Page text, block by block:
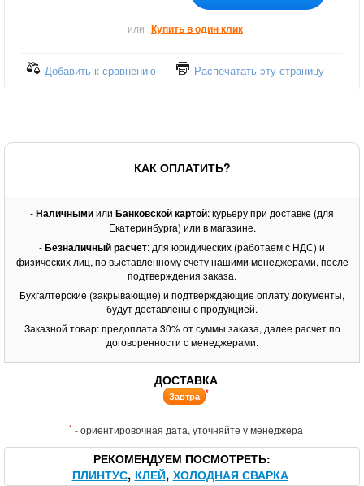
или Купить в один клик
Добавить к сравнению Распечатать эту страницу
КАК ОПЛАТИТЬ?
-Наличнымиили Банковской картой: курьеру при доставке (для
Екатеринбурга) или в магазине.
-Безналичный расчет: для юридических (работаем с НДС) и
физических лиц, по выставленному счету нашими менеджерами, после
подтверждения заказа.
Бухгалтерские (закрывающие) и подтверждающие оплату документы,
будут доставлены с продукцией.
Заказной товар: предоплата 30% от суммы заказа, далее расчет по
договоренности с менеджерами.
ДОСТАВКА
Завтра *
* - ориентировочная дата, уточняйте у менеджера
РЕКОМЕНДУЕМ ПОСМОТРЕТЬ
ПЛИНТУС КЛЕЙ ХОЛОДНАЯ СВАРКА